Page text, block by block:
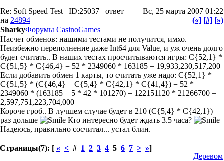
Re: Soft Speed Test ID:25037 ответ
на 24894
Вс, 25 марта 2007 01:22
(«] [#] [»)
SharkyФорумы CasinoGames
Насчет обменов: нашими тестами не получится, имхо.
Неизбежно переполнение даже Int64 для Value, и уж очень долго
будет считать.. В наших тестах просчитываются игры: C{52,1} *
C{51,5} * C{46,4} = 52 * 2349060 * 163185 = 19,933,230,517,200
Если добавить обмен 1 карты, то считать уже надо: C{52,1} *
C{51,5} * (C{46,4} + C{5,4} * C{42,1} * C{41,4}) = 52 *
2349060 * (163185 + 5 * 42 * 101270) = 122151120 * 21266700 =
2,597,751,223,704,000
Короче гроб.. В лучшем случае будет в 210 (C{5,4} * C{42,1})
раз дольше
Кто интересно будет ждать 3.5 часа?
Надеюсь, правильно сосчитал... устал блин.
Страницы(7): [ « < # 1 2 3 4 5 6 7 > »]
Деревом